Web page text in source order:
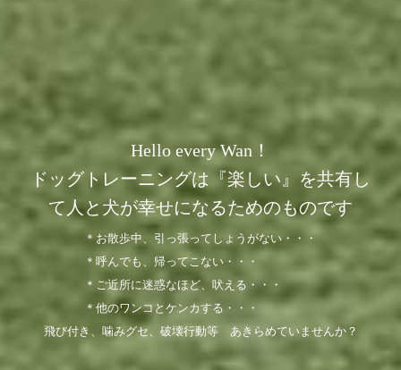
Hello every Wan！
ドッグトレーニングは『楽しい』を共有し
て人と犬が幸せになるためのものです
＊お散歩中、引っ張ってしょうがない・・・
＊呼んでも、帰ってこない・・・
＊ご近所に迷惑なほど、吠える・・・
＊他のワンコとケンカする・・・
飛び付き、噛みグセ、破壊行動等 あきらめていませんか？